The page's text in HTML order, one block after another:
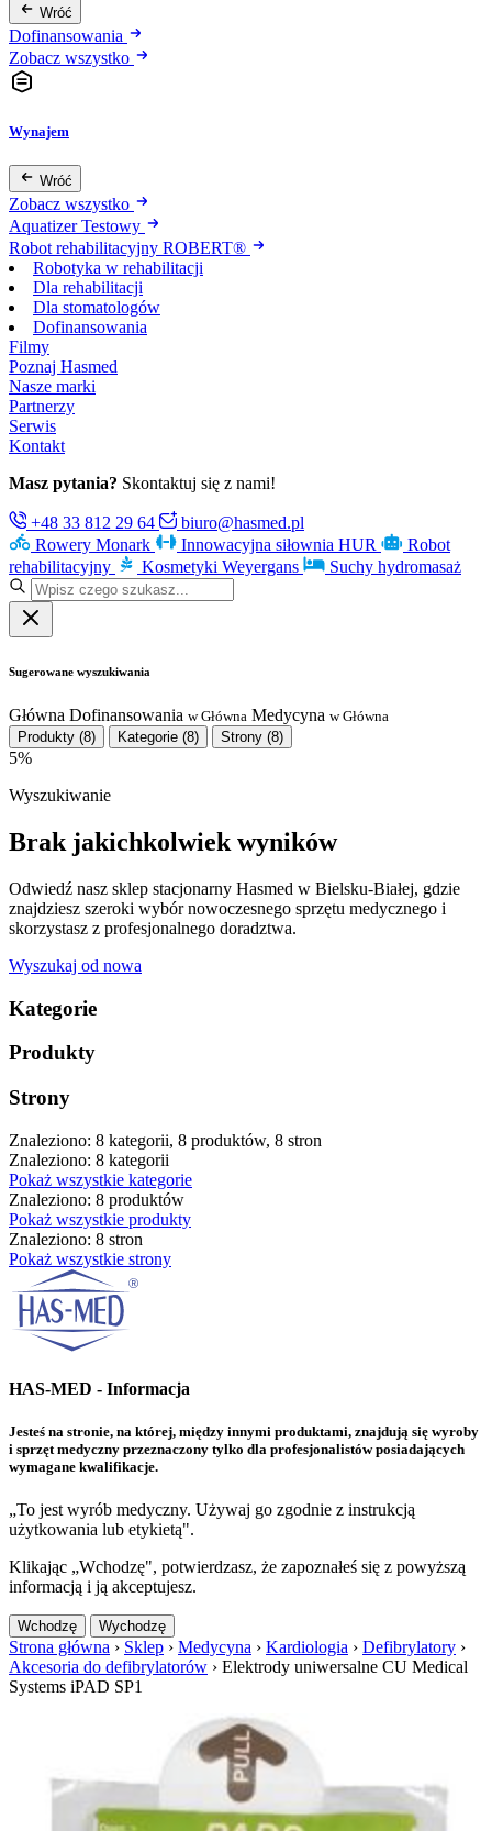
Wróć
Dofinansowania
Zobacz wszystko
Wynajem
Wróć
Zobacz wszystko
Aquatizer Testowy
Robot rehabilitacyjny ROBERT®
Robotyka w rehabilitacji
Dla rehabilitacji
Dla stomatologów
Dofinansowania
Filmy
Poznaj Hasmed
Nasze marki
Partnerzy
Serwis
Kontakt
Masz pytania? Skontaktuj się z nami!
+48 33 812 29 64
biuro@hasmed.pl
Rowery Monark
Innowacyjna siłownia HUR
Robot
rehabilitacyjny
Kosmetyki Weyergans Suchy hydromasaż
Sugerowane wyszukiwania
Główna Dofinansowania w Główna Medycyna w Główna
Produkty (8) Kategorie (8) Strony (8)
5%
Wyszukiwanie
Brak jakichkolwiek wyników
Odwiedź nasz sklep stacjonarny Hasmed w Bielsku-Białej, gdzie
znajdziesz szeroki wybór nowoczesnego sprzętu medycznego i
skorzystasz z profesjonalnego doradztwa.
Wyszukaj od nowa
Kategorie
Produkty
Strony
Znaleziono: 8 kategorii, 8 produktów, 8 stron
Znaleziono: 8 kategorii
Pokaż wszystkie kategorie
Znaleziono: 8 produktów
Pokaż wszystkie produkty
Znaleziono: 8 stron
Pokaż wszystkie strony
HAS-MED - Informacja
Jesteś na stronie, na której, między innymi produktami, znajdują się wyroby
i sprzęt medyczny przeznaczony tylko dla profesjonalistów posiadających
wymagane kwalifikacje.
„To jest wyrób medyczny. Używaj go zgodnie z instrukcją
użytkowania lub etykietą".
Klikając „Wchodzę", potwierdzasz, że zapoznałeś się z powyższą
informacją i ją akceptujesz.
Wchodzę Wychodzę
Strona główna › Sklep › Medycyna › Kardiologia › Defibrylatory ›
Akcesoria do defibrylatorów › Elektrody uniwersalne CU Medical
Systems iPAD SP1